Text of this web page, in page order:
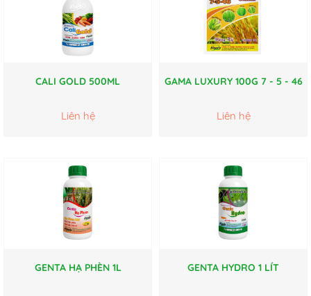
CALI GOLD 500ML
Liên hệ
GAMA LUXURY 100G 7 - 5 - 46
Liên hệ
GENTA HẠ PHÈN 1L GENTA HYDRO 1 LÍT